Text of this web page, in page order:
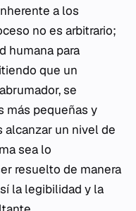
a los
no es arbitrario;
humana para
que un
se
más pequeñas y
alcanzar un nivel de
sea lo
resuelto de manera
la legibilidad y la